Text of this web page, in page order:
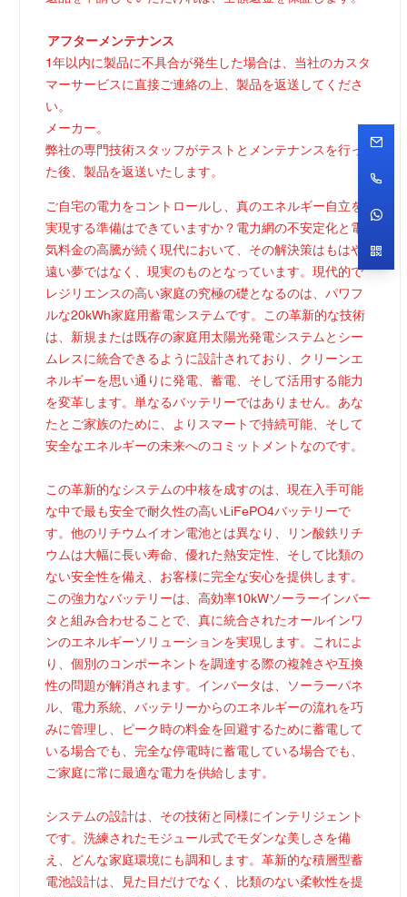
アフターメンテナンス
1年以内に製品に不具合が発生した場合は、当社のカスタ
マーサービスに直接ご連絡の上、製品を返送してくださ
い。
メーカー。
弊社の専門技術スタッフがテストとメンテナンスを行っ
た後、製品を返送いたします。
ご自宅の電力をコントロールし、真のエネルギー自立を
実現する準備はできていますか？電力網の不安定化と電
気料金の高騰が続く現代において、その解決策はもはや
遠い夢ではなく、現実のものとなっています。現代的で
レジリエンスの高い家庭の究極の礎となるのは、パワフ
ルな20kWh家庭用蓄電システムです。この革新的な技術
は、新規または既存の家庭用太陽光発電システムとシー
ムレスに統合できるように設計されており、クリーンエ
ネルギーを思い通りに発電、蓄電、そして活用する能力
を変革します。単なるバッテリーではありません。あな
たとご家族のために、よりスマートで持続可能、そして
安全なエネルギーの未来へのコミットメントなのです。
この革新的なシステムの中核を成すのは、現在入手可能
な中で最も安全で耐久性の高いLiFePO4バッテリーで
す。他のリチウムイオン電池とは異なり、リン酸鉄リチ
ウムは大幅に長い寿命、優れた熱安定性、そして比類の
ない安全性を備え、お客様に完全な安心を提供します。
この強力なバッテリーは、高効率10kWソーラーインバー
タと組み合わせることで、真に統合されたオールインワ
ンのエネルギーソリューションを実現します。これによ
り、個別のコンポーネントを調達する際の複雑さや互換
性の問題が解消されます。インバータは、ソーラーパネ
ル、電力系統、バッテリーからのエネルギーの流れを巧
みに管理し、ピーク時の料金を回避するために蓄電して
いる場合でも、完全な停電時に蓄電している場合でも、
ご家庭に常に最適な電力を供給します。
システムの設計は、その技術と同様にインテリジェント
です。洗練されたモジュール式でモダンな美しさを備
え、どんな家庭環境にも調和します。革新的な積層型蓄
電池設計は、見た目だけでなく、比類のない柔軟性を提